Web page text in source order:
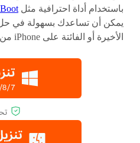
باستخدام أداة احترافية مثل
يمكن أن تساعدك بسهولة في
الأخيرة أو الفائتة على iPhone من خلال إصلاح نظام iOS.